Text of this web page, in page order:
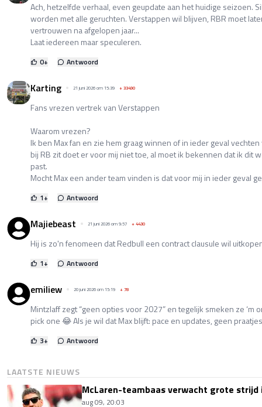
Ach, hetzelfde verhaal, even geupdate aan het huidige seizoen.
worden met alle geruchten. Verstappen wil blijven, RBR moet
vertrouwen na afgelopen jaar...
Laat iedereen maar speculeren.
0+ Antwoord
Karting 21 juni 2026 om 15:39 +33490
Fans vrezen vertrek van Verstappen
Waarom vrezen?
Ik ben Max fan en zie hem graag winnen of in ieder geval
bij RB zit doet er voor mij niet toe, al moet ik bekennen dat ik dit
past.
Mocht Max een ander team vinden is dat voor mij in ieder geval
1+ Antwoord
Majiebeast 21 juni 2026 om 9:57 +4430
Hij is zo'n fenomeen dat Redbull een contract clausule wil
1+ Antwoord
emiliew 20 juni 2026 om 15:19 +78
Mintzlaff zegt “geen opties voor 2027” en tegelijk smeken ze ‘m
pick one 😂 Als je wil dat Max blijft: pace en updates, geen
3+ Antwoord
LAATSTE NIEUWS
McLaren-teambaas verwacht grote
aug 09, 20:03